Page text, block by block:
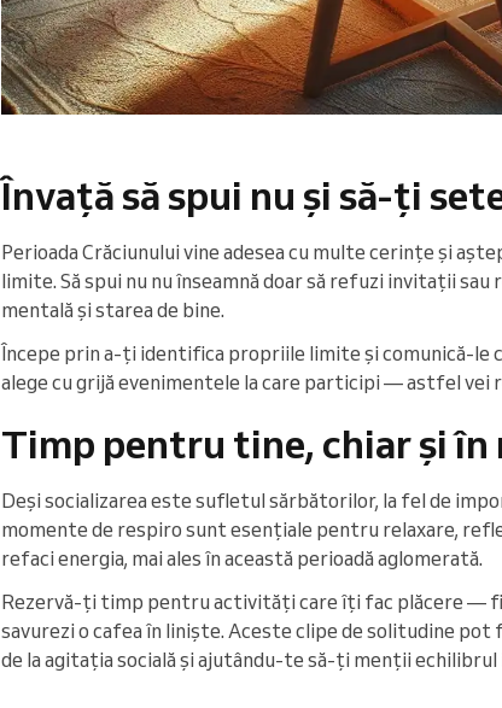
Învață să spui nu și să-ți
Perioada Crăciunului vine adesea cu multe cerințe și
limite. Să spui nu nu înseamnă doar să refuzi invitații
mentală și starea de bine.
Începe prin a-ți identifica propriile limite și comunică-le
alege cu grijă evenimentele la care participi — astfel vei
Timp pentru tine, chiar și
Deși socializarea este sufletul sărbătorilor, la fel de
momente de respiro sunt esențiale pentru relaxare,
refaci energia, mai ales în această perioadă aglomerată.
Rezervă-ți timp pentru activități care îți fac plăcere —
savurezi o cafea în liniște. Aceste clipe de solitudine
de la agitația socială și ajutându-te să-ți menții